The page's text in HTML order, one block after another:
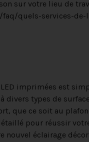
sur votre lieu de
quels-services-
imprimées est
divers types de
que ce soit au
pour réussir
nouvel éclairage